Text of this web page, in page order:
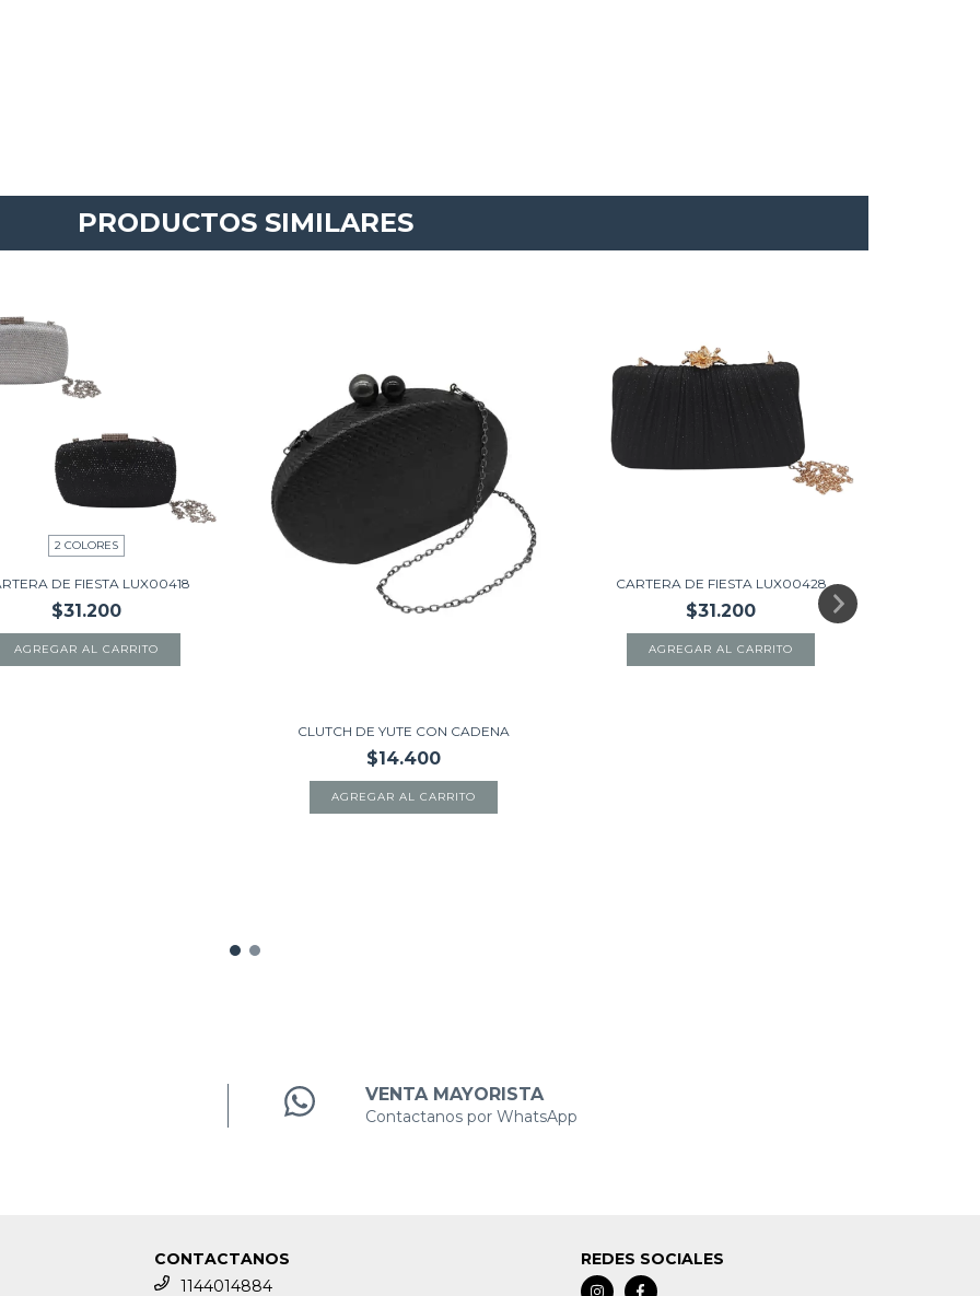
PRODUCTOS SIMILARES
2 COLORES
DE FIESTA LUX00418
$31.200
AGREGAR AL CARRITO
CLUTCH DE YUTE CON CADENA
$14.400
AGREGAR AL CARRITO
CARTERA DE FIESTA LUX00428
$31.200
AGREGAR AL CARRITO
VENTA MAYORISTA
Contactanos por WhatsApp
CONTACTANOS
1144014884
REDES SOCIALES